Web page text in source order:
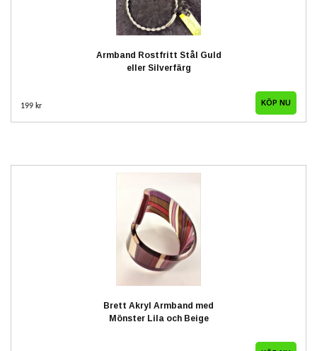
Armband Rostfritt Stål Guld
eller Silverfärg
199 kr KÖP NU
Brett Akryl Armband med
Mönster Lila och Beige